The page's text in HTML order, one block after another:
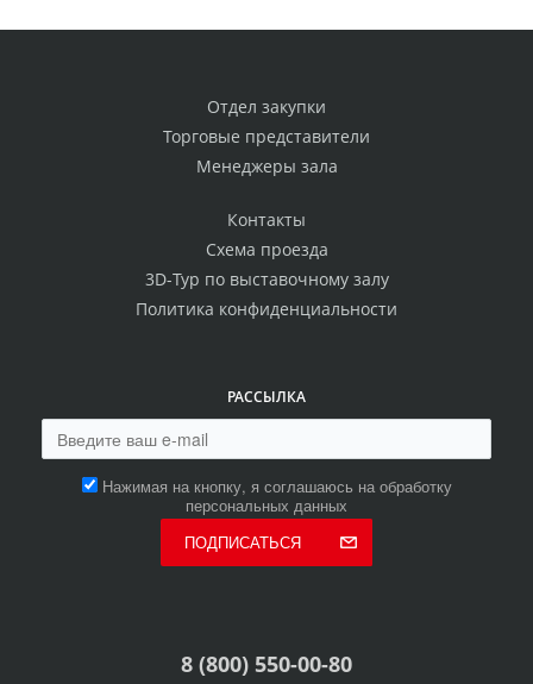
Отдел закупки
Торговые представители
Менеджеры зала
Контакты
Схема проезда
3D-Тур по выставочному залу
Политика конфиденциальности
РАССЫЛКА
Нажимая на кнопку, я соглашаюсь на обработку
персональных данных
ПОДПИСАТЬСЯ
8 (800) 550-00-80